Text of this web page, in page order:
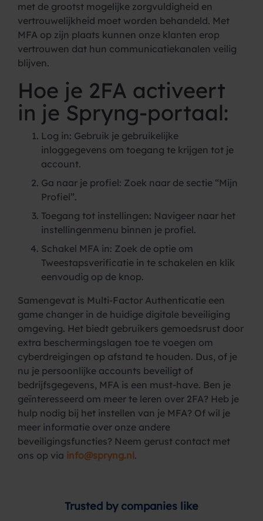
met de grootst mogelijke zorgvuldigheid en
vertrouwelijkheid moet worden behandeld. Met
MFA op zijn plaats kunnen onze klanten erop
vertrouwen dat hun communicatiekanalen veilig
blijven.
Hoe je 2FA activeert
in je Spryng-portaal:
Log in: Gebruik je gebruikelijke
inloggegevens om toegang te krijgen tot je
account.
Ga naar je profiel: Zoek naar de sectie “Mijn
Profiel”.
Toegang tot instellingen: Navigeer naar het
instellingenmenu binnen je profiel.
Schakel MFA in: Zoek de optie om
Tweestapsverificatie in te schakelen en klik
eenvoudig op de knop.
Samengevat is Multi-Factor Authenticatie een
game changer in de huidige digitale beveiliging
omgeving. Het biedt gebruikers gemoedsrust door
extra beschermingslagen toe te voegen om
cyberdreigingen op afstand te houden. Dus, of je
nu je persoonlijke accounts beveiligt of
bedrijfsgegevens, MFA is een must-have. Ben je
geïnteresseerd om meer te leren over 2FA? Heb je
hulp nodig bij het instellen van je MFA? Of wil je
meer informatie over onze andere
beveiligingsfuncties? Neem gerust contact met
ons op via info@spryng.nl .
Trusted by companies like